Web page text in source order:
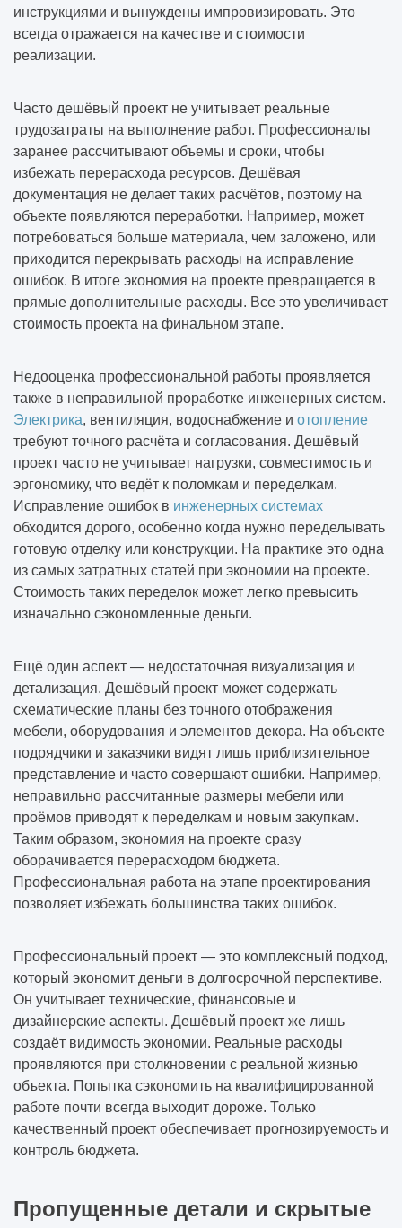
инструкциями и вынуждены импровизировать. Это
всегда отражается на качестве и стоимости
реализации.
Часто дешёвый проект не учитывает реальные
трудозатраты на выполнение работ. Профессионалы
заранее рассчитывают объемы и сроки, чтобы
избежать перерасхода ресурсов. Дешёвая
документация не делает таких расчётов, поэтому на
объекте появляются переработки. Например, может
потребоваться больше материала, чем заложено, или
приходится перекрывать расходы на исправление
ошибок. В итоге экономия на проекте превращается в
прямые дополнительные расходы. Все это увеличивает
стоимость проекта на финальном этапе.
Недооценка профессиональной работы проявляется
также в неправильной проработке инженерных систем.
Электрика, вентиляция, водоснабжение и отопление
требуют точного расчёта и согласования. Дешёвый
проект часто не учитывает нагрузки, совместимость и
эргономику, что ведёт к поломкам и переделкам.
Исправление ошибок в инженерных системах
обходится дорого, особенно когда нужно переделывать
готовую отделку или конструкции. На практике это одна
из самых затратных статей при экономии на проекте.
Стоимость таких переделок может легко превысить
изначально сэкономленные деньги.
Ещё один аспект — недостаточная визуализация и
детализация. Дешёвый проект может содержать
схематические планы без точного отображения
мебели, оборудования и элементов декора. На объекте
подрядчики и заказчики видят лишь приблизительное
представление и часто совершают ошибки. Например,
неправильно рассчитанные размеры мебели или
проёмов приводят к переделкам и новым закупкам.
Таким образом, экономия на проекте сразу
оборачивается перерасходом бюджета.
Профессиональная работа на этапе проектирования
позволяет избежать большинства таких ошибок.
Профессиональный проект — это комплексный подход,
который экономит деньги в долгосрочной перспективе.
Он учитывает технические, финансовые и
дизайнерские аспекты. Дешёвый проект же лишь
создаёт видимость экономии. Реальные расходы
проявляются при столкновении с реальной жизнью
объекта. Попытка сэкономить на квалифицированной
работе почти всегда выходит дороже. Только
качественный проект обеспечивает прогнозируемость и
контроль бюджета.
Пропущенные детали и скрытые